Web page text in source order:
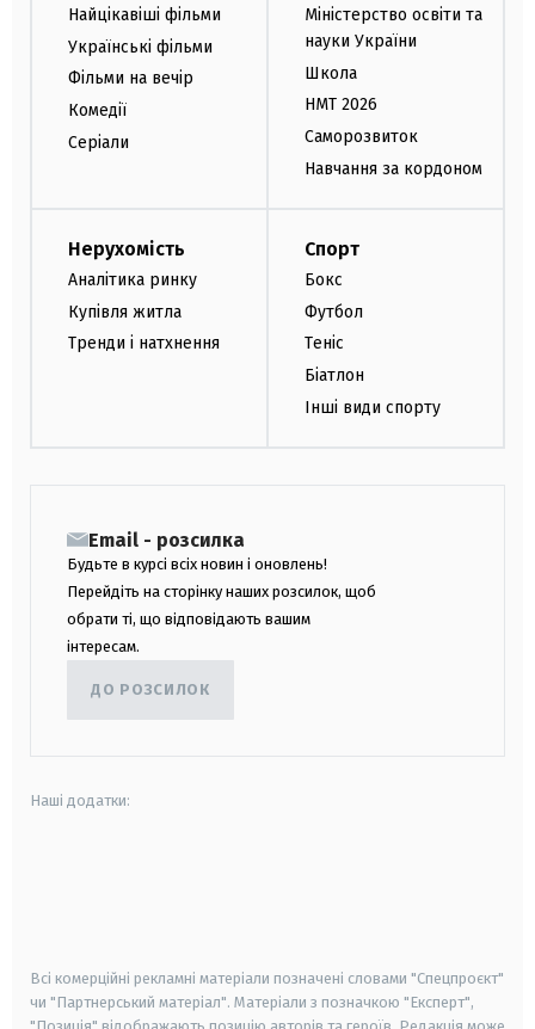
Найцікавіші фільми
Українські фільми
Фільми на вечір
Комедії
Серіали
Міністерство освіти та
науки України
Школа
НМТ 2026
Саморозвиток
Навчання за кордоном
Нерухомість
Аналітика ринку
Купівля житла
Тренди і натхнення
Спорт
Бокс
Футбол
Теніс
Біатлон
Інші види спорту
Email - розсилка
Будьте в курсі всіх новин і оновлень!
Перейдіть на сторінку наших розсилок, щоб
обрати ті, що відповідають вашим
інтересам.
ДО РОЗСИЛОК
Наші додатки:
Всі комерційні рекламні матеріали позначені словами "Спецпроєкт"
чи "Партнерський матеріал". Матеріали з позначкою "Експерт",